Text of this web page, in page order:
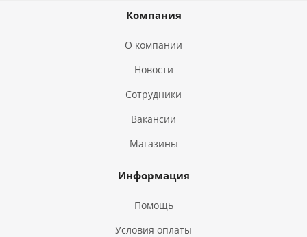
Компания
О компании
Новости
Сотрудники
Вакансии
Магазины
Информация
Помощь
Условия оплаты